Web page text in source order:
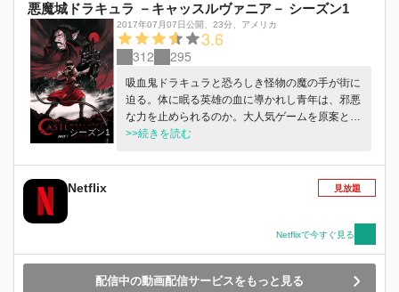
悪魔城ドラキュラ －キャッスルヴァニア－ シーズン1
シーズン1
2017年07月07日公開 23分 アメリカ
3.6
312 295
吸血鬼ドラキュラと恐ろしき怪物の魔の手が街に
迫る。体に眠る英雄の血に導かれし青年は、邪悪
な力を止められるのか。大人気ゲームを原案とし
たアニメシリーズ。
>>続きを読む
Netflix 見放題
Netflixで今すぐ見る
配信中の動画配信サービスをもっと見る